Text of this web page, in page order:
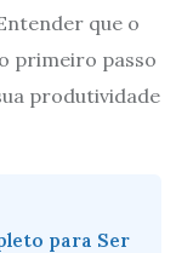
que o
primeiro passo
produtividade
para Ser